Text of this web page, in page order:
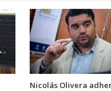
Nicolás Olivera